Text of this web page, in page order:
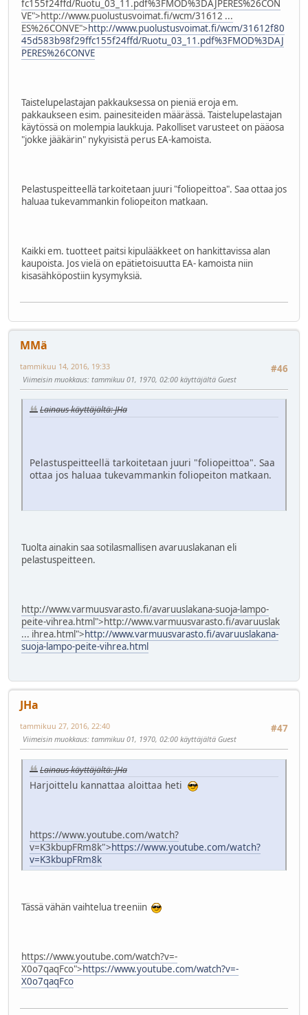
fc155f24ffd/Ruotu_03_11.pdf%3FMOD%3DAJPERES%26CON
VE">http://www.puolustusvoimat.fi/wcm/31612 ...
ES%26CONVE">http://www.puolustusvoimat.fi/wcm/31612f80
45d583b98f29ffc155f24ffd/Ruotu_03_11.pdf%3FMOD%3DAJ
PERES%26CONVE
Taistelupelastajan pakkauksessa on pieniä eroja em.
pakkaukseen esim. painesiteiden määrässä. Taistelupelastajan
käytössä on molempia laukkuja. Pakolliset varusteet on pääosa
"jokke jääkärin" nykyisistä perus EA-kamoista.
Pelastuspeitteellä tarkoitetaan juuri "foliopeittoa". Saa ottaa jos
haluaa tukevammankin foliopeiton matkaan.
Kaikki em. tuotteet paitsi kipulääkkeet on hankittavissa alan
kaupoista. Jos vielä on epätietoisuutta EA- kamoista niin
kisasähköpostiin kysymyksiä.
MMä
#46
tammikuu 14, 2016, 19:33
Viimeisin muokkaus: tammikuu 01, 1970, 02:00 käyttäjältä Guest
Lainaus käyttäjältä: JHa
Pelastuspeitteellä tarkoitetaan juuri "foliopeittoa". Saa
ottaa jos haluaa tukevammankin foliopeiton matkaan.
Tuolta ainakin saa sotilasmallisen avaruuslakanan eli
pelastuspeitteen.
http://www.varmuusvarasto.fi/avaruuslakana-suoja-lampo-
peite-vihrea.html">http://www.varmuusvarasto.fi/avaruuslak
... ihrea.html">http://www.varmuusvarasto.fi/avaruuslakana-
suoja-lampo-peite-vihrea.html
JHa
#47
tammikuu 27, 2016, 22:40
Viimeisin muokkaus: tammikuu 01, 1970, 02:00 käyttäjältä Guest
Lainaus käyttäjältä: JHa
Harjoittelu kannattaa aloittaa heti
https://www.youtube.com/watch?
v=K3kbupFRm8k">https://www.youtube.com/watch?
v=K3kbupFRm8k
Tässä vähän vaihtelua treeniin
https://www.youtube.com/watch?v=-
X0o7qaqFco">https://www.youtube.com/watch?v=-
X0o7qaqFco